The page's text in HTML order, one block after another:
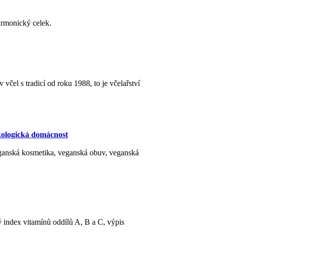
celek.
včel s tradicí od roku 1988, to je včelařství
domácnost
kosmetika, veganská obuv, veganská
index vitamínů oddílů A, B a C, výpis